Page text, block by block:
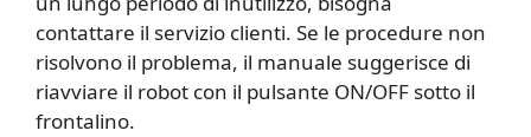
contattare il servizio clienti. Se le procedure non
risolvono il problema, il manuale suggerisce di
riavviare il robot con il pulsante ON/OFF sotto il
frontalino.